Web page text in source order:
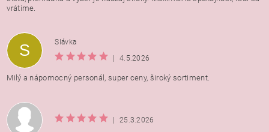
Vložením hodnotenie súhlasíte s
osobných údajov
vrátime.
S
Slávka
|
4.5.2026
Milý a nápomocný personál, super ceny, široký sortiment.
| 25.3.2026